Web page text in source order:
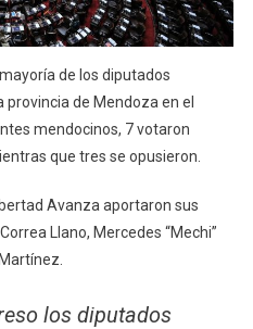
de los diputados
de Mendoza en el
mendocinos, 7 votaron
que tres se opusieron.
Avanza aportaron sus
Llano, Mercedes “Mechi”
los diputados